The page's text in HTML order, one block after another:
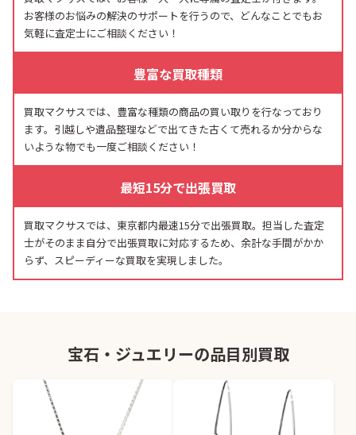
お客様のお悩みの解決のサポートを行うので、どんなことでもお
気軽に査定士にご相談ください！
豊富な買取種類
買取マクサスでは、豊富な種類の商品の買い取りを行なっており
ます。引越しや遺品整理などで出てきた古くて売れるか分からな
いような物でも一度ご相談ください！
最短15分で出張買取
買取マクサスでは、東京都内最速15分で出張買取。担当した査定
士がそのまま自分で出張買取に対応するため、余計な手間がかか
らず、スピーディーな買取を実現しました。
宝石・ジュエリーの品目別買取